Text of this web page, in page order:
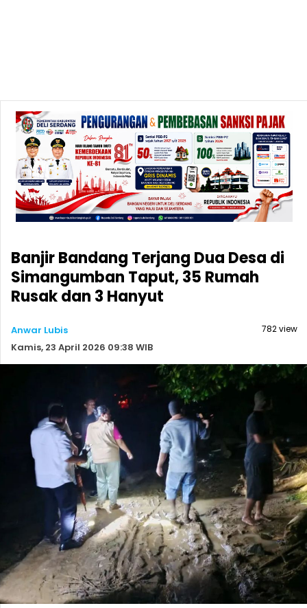
Banjir Bandang Terjang Dua Desa di
Simangumban Taput, 35 Rumah
Rusak dan 3 Hanyut
Anwar Lubis
Kamis, 23 April 2026 09:38 WIB
782 view